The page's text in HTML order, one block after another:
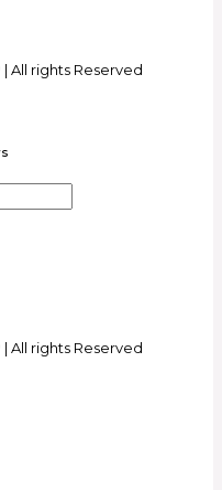
| All rights Reserved
| All rights Reserved